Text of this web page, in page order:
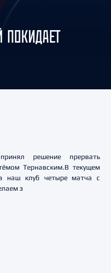
ПОКИДАЕТ
решение прервать
Тернавским.В текущем
наш клуб четыре матча с
з